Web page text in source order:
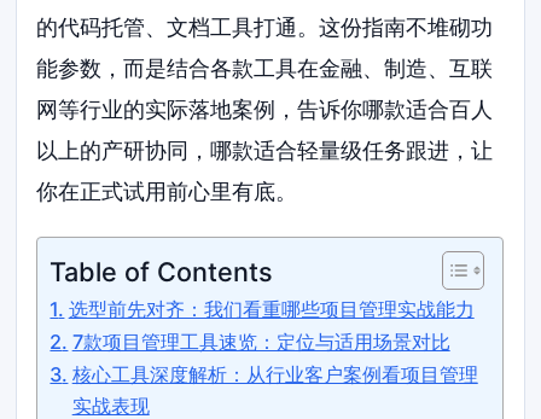
的代码托管、文档工具打通。这份指南不堆砌功
能参数，而是结合各款工具在金融、制造、互联
网等行业的实际落地案例，告诉你哪款适合百人
以上的产研协同，哪款适合轻量级任务跟进，让
你在正式试用前心里有底。
Table of Contents
选型前先对齐：我们看重哪些项目管理实战能力
7款项目管理工具速览：定位与适用场景对比
核心工具深度解析：从行业客户案例看项目管理
实战表现